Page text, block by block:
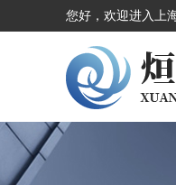
您好，欢迎进入上